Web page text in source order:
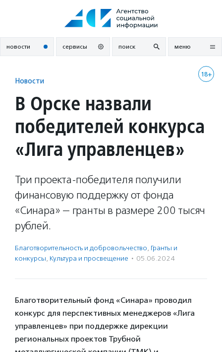
новости сервисы поиск меню
18+
Новости
В Орске назвали
победителей конкурса
«Лига управленцев»
Три проекта-победителя получили
финансовую поддержку от фонда
«Синара» — гранты в размере 200 тысяч
рублей.
Благотвори­тель­ность и доброволь­чест­во, Гранты и
конкурсы, Культура и просвещение · 05.06.2024
Благотворительный фонд «Синара» проводил
конкурс для перспективных менеджеров «Лига
управленцев» при поддержке дирекции
региональных проектов Трубной